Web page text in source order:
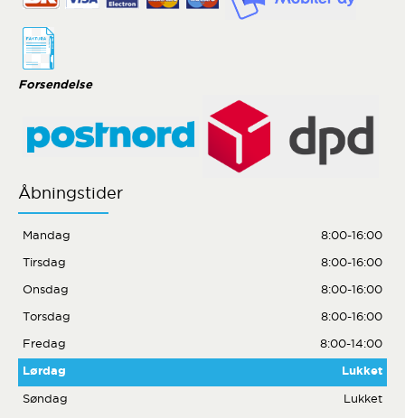
Forsendelse
Åbningstider
Mandag 8:00-16:00
Tirsdag 8:00-16:00
Onsdag 8:00-16:00
Torsdag 8:00-16:00
Fredag 8:00-14:00
Lørdag Lukket
Søndag Lukket